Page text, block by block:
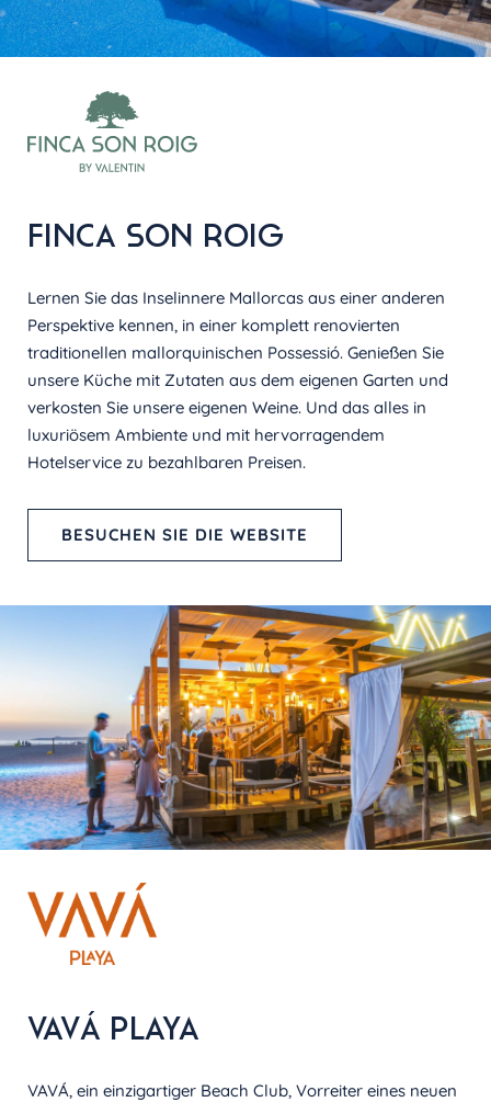
FINCA SON ROIG
Lernen Sie das Inselinnere Mallorcas aus einer anderen
Perspektive kennen, in einer komplett renovierten
traditionellen mallorquinischen Possessió. Genießen Sie
unsere Küche mit Zutaten aus dem eigenen Garten und
verkosten Sie unsere eigenen Weine. Und das alles in
luxuriösem Ambiente und mit hervorragendem
Hotelservice zu bezahlbaren Preisen.
BESUCHEN SIE DIE WEBSITE
VAVÁ PLAYA
VAVÁ, ein einzigartiger Beach Club, Vorreiter eines neuen